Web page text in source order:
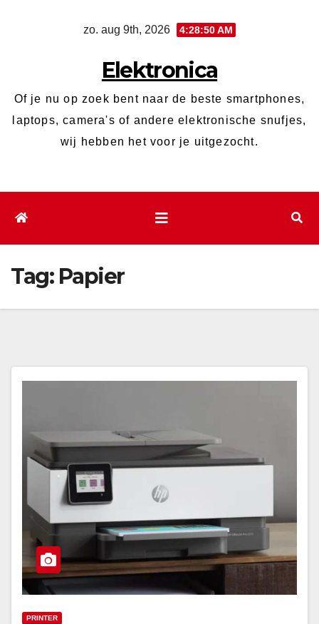
zo. aug 9th, 2026 4:28:51 AM
Elektronica
Of je nu op zoek bent naar de beste smartphones,
laptops, camera's of andere elektronische snufjes,
wij hebben het voor je uitgezocht.
Tag: Papier
PRINTER